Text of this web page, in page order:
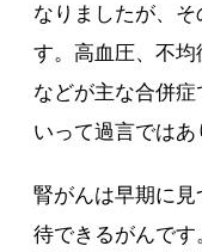
なりましたが、
す。高血圧、不
などが主な合併
いって過言ではあ
腎がんは早期に
待できるがんで